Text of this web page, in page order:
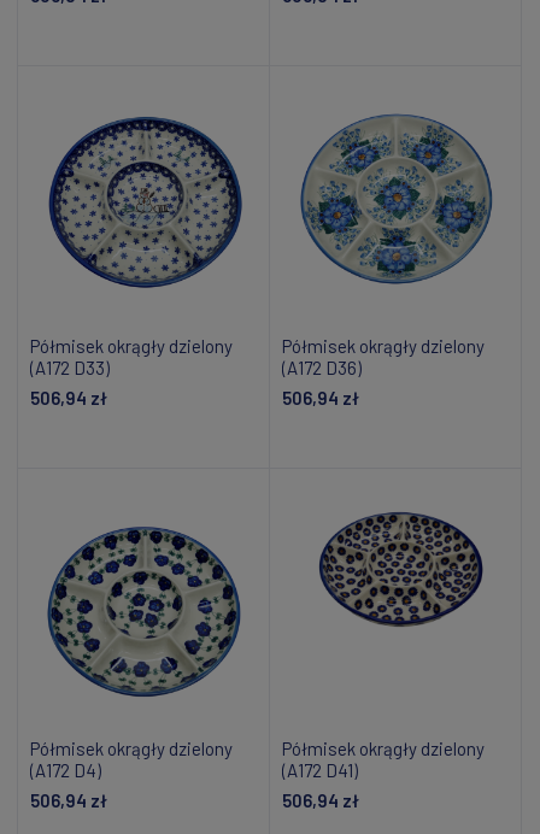
Półmisek okrągły dzielony
(A172 D33)
506,94 zł
Półmisek okrągły dzielony
(A172 D36)
506,94 zł
Półmisek okrągły dzielony
(A172 D4)
506,94 zł
Półmisek okrągły dzielony
(A172 D41)
506,94 zł